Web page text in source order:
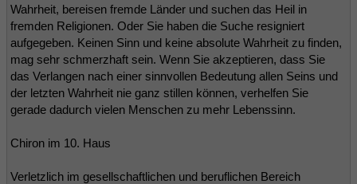
Wahrheit, bereisen fremde Länder und suchen das Heil in
fremden Religionen. Oder Sie haben die Suche resigniert
aufgegeben. Keinen Sinn und keine absolute Wahrheit zu finden,
mag sehr schmerzhaft sein. Wenn Sie akzeptieren, dass Sie
das Verlangen nach einer sinnvollen Bedeutung allen Seins und
der letzten Wahrheit nie ganz stillen können, verhelfen Sie
gerade dadurch vielen Menschen zu mehr Lebenssinn.
Chiron im 10. Haus
Verletzlich im gesellschaftlichen und beruflichen Bereich